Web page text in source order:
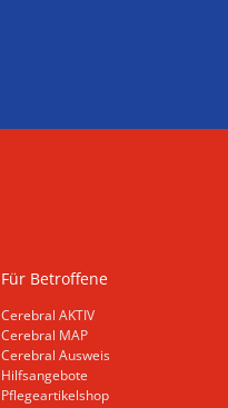
Für Betroffene
Cerebral AKTIV
Cerebral MAP
Cerebral Ausweis
Hilfsangebote
Pflegeartikelshop